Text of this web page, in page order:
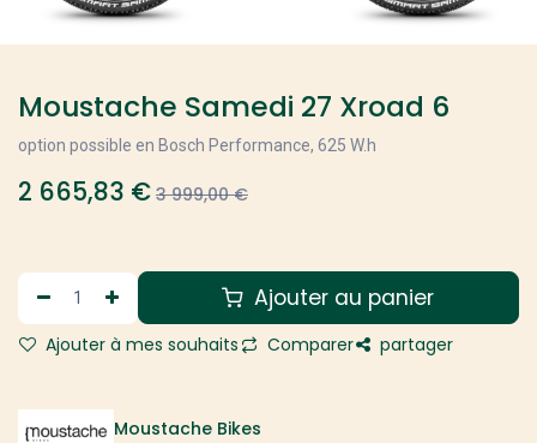
Moustache Samedi 27 Xroad 6
option possible en Bosch Performance, 625 W.h
2 665,83 € 3 999,00€
Ajouter au panier
Ajouter à mes souhaits Comparer partager
Moustache Bikes